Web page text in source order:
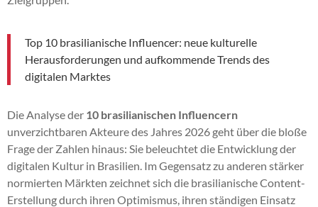
Top 10 brasilianische Influencer: neue kulturelle
Herausforderungen und aufkommende Trends des
digitalen Marktes
Die Analyse der 10 brasilianischen Influencern
unverzichtbaren Akteure des Jahres 2026 geht über die bloße
Frage der Zahlen hinaus: Sie beleuchtet die Entwicklung der
digitalen Kultur in Brasilien. Im Gegensatz zu anderen stärker
normierten Märkten zeichnet sich die brasilianische Content-
Erstellung durch ihren Optimismus, ihren ständigen Einsatz